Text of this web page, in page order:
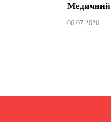
Медичний
06.07.2026